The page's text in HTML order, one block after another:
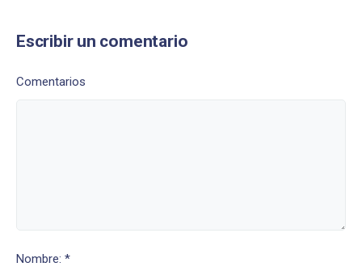
Escribir un comentario
Comentarios
Nombre: *